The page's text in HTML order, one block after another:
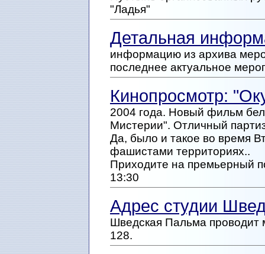
"Ладья"
Детальная
информацию из архива
последнее актуальное
Кинопросмотр:
2004 года. Новый фильм
Мистерии". Отличный
Да, было и такое во время
фашистами территориях..
Приходите на премьерный
13:30
Адрес студии
Шведская Пальма проводит
128.